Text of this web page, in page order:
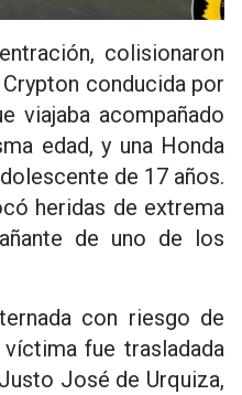
colisionaron
conducida por
viajaba acompañado
edad, y una Honda
de 17 años.
heridas de extrema
de uno de los
con riesgo de
fue trasladada
José de Urquiza,